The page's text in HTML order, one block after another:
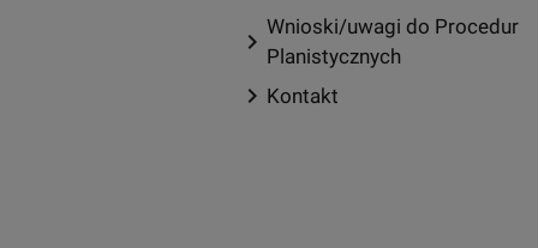
chevron_right
Wnioski/uwagi do Procedur
Planistycznych
chevron_right Kontakt